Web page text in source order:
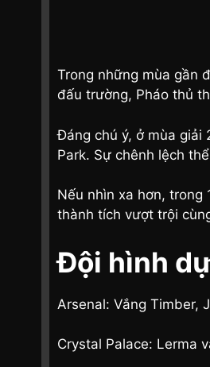
Trong những mùa gần
đấu trường, Pháo thủ
Đáng chú ý, ở mùa giải
Park. Sự chênh lệch
Nếu nhìn xa hơn,
thành tích vượt trội
Đội hình
Arsenal: Vắng Timber,
Crystal Palace: Lerma